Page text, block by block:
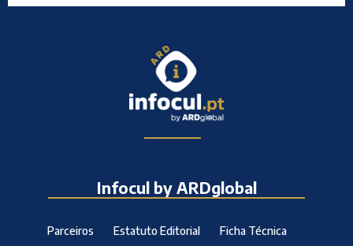
Infocul by ARDglobal
Parceiros Estatuto Editorial
Ficha Técnica